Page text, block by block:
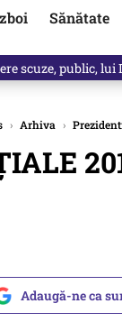
Sănătate
atacul asupra
› Arhiva ›
Adaugă-ne ca